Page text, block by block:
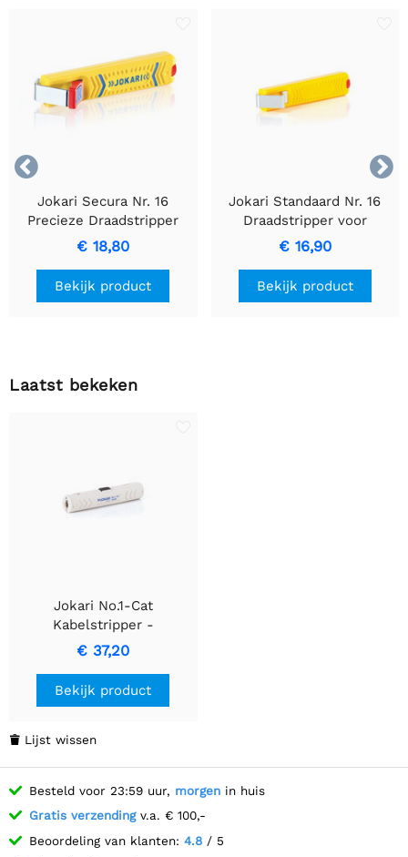


Jokari Secura Nr. 16
Precieze Draadstripper
€ 18,80
Bekijk product
Jokari Standaard Nr. 16
Draadstripper voor
Precisie en Efficiëntie
€ 16,90
Bekijk product
Laatst bekeken
Jokari No.1-Cat
Kabelstripper -
Moeiteloze Kabelbeheer
Tool
€ 37,20
Bekijk product
 Lijst wissen
Besteld voor 23:59 uur, morgen in huis
Gratis verzendingv.a. € 100,-
Beoordeling van klanten: 4.8 / 5